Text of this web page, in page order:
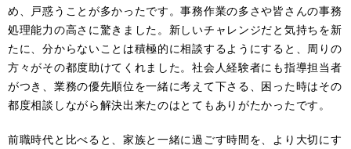
め、戸惑うことが多かったです。事務作業の多さや皆さんの事務
処理能力の高さに驚きました。新しいチャレンジだと気持ちを新
たに、分からないことは積極的に相談するようにすると、周りの
方々がその都度助けてくれました。社会人経験者にも指導担当者
がつき、業務の優先順位を一緒に考えて下さる、困った時はその
都度相談しながら解決出来たのはとてもありがたかったです。
前職時代と比べると、家族と一緒に過ごす時間を、より大切にす